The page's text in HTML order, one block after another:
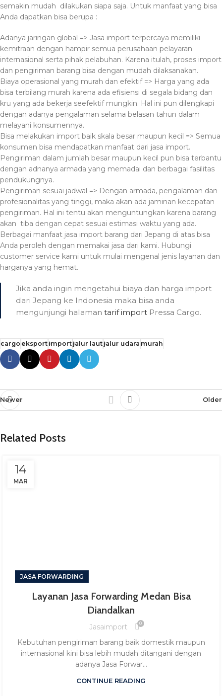
semakin mudah dilakukan siapa saja. Untuk manfaat yang bisa
Anda dapatkan bisa berupa :
Adanya jaringan global => Jasa import terpercaya memiliki
kemitraan dengan hampir semua perusahaan pelayaran
internasional serta pihak pelabuhan. Karena itulah, proses import
dan pengiriman barang bisa dengan mudah dilaksanakan.
Biaya operasional yang murah dan efektif => Harga yang ada
bisa terbilang murah karena ada efisiensi di segala bidang dan
kru yang ada bekerja seefektif mungkin. Hal ini pun dilengkapi
dengan adanya pengalaman selama belasan tahun dalam
melayani konsumennya.
Bisa melakukan import baik skala besar maupun kecil => Semua
konsumen bisa mendapatkan manfaat dari jasa import.
Pengiriman dalam jumlah besar maupun kecil pun bisa terbantu
dengan adnanya armada yang memadai dan berbagai fasilitas
pendukungnya.
Pengiriman sesuai jadwal => Dengan armada, pengalaman dan
profesionalitas yang tinggi, maka akan ada jaminan kecepatan
pengiriman. Hal ini tentu akan menguntungkan karena barang
akan tiba dengan cepat sesuai estimasi waktu yang ada.
Berbagai manfaat jasa import barang dari Jepang di atas bisa
Anda peroleh dengan memakai jasa dari kami. Hubungi
customer service kami untuk mulai mengenal jenis layanan dan
harganya yang hemat.
Jika anda ingin mengetahui biaya dan harga import
dari Jepang ke Indonesia maka bisa anda
mengunjungi halaman tarif import Pressa Cargo.
cargo eksportimportjalur lautjalur udara murah
Newer Older
Related Posts
14
MAR
JASA FORWARDING
Layanan Jasa Forwarding Medan Bisa
Diandalkan
Jasaimport 0
Kebutuhan pengiriman barang baik domestik maupun
internasional kini bisa lebih mudah ditangani dengan
adanya Jasa Forwar...
CONTINUE READING